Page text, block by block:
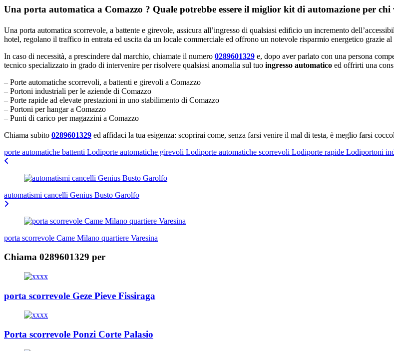
Una porta automatica a Comazzo ? Quale potrebbe essere il miglior kit di automazione per chi
Una porta automatica scorrevole, a battente e girevole, assicura all’ingresso di qualsiasi edificio un incremento
hotel, regolano il traffico in entrata ed uscita da un locale commerciale ed offrono un notevole risparmio energetico grazie
In caso di necessità, a prescindere dal marchio, chiamate il numero 0289601329 e, dopo aver parlato con una persona
tecnico specializzato in grado di intervenire per risolvere qualsiasi anomalia sul tuo ingresso automatico ed offrirti una
– Porte automatiche scorrevoli, a battenti e girevoli a Comazzo
– Portoni industriali per le aziende di Comazzo
– Porte rapide ad elevate prestazioni in uno stabilimento di Comazzo
– Portoni per hangar a Comazzo
– Punti di carico per magazzini a Comazzo
Chiama subito 0289601329 ed affidaci la tua esigenza: scoprirai come, senza farsi venire il mal di testa, è meglio farsi
porte automatiche battenti Lodiporte automatiche girevoli Lodiporte automatiche scorrevoli Lodiporte rapide Lodiportoni
Navigazione
articoli
automatismi cancelli Genius Busto Garolfo
porta scorrevole Came Milano quartiere Varesina
Chiama 0289601329 per
porta scorrevole Geze Pieve Fissiraga
Porta scorrevole Ponzi Corte Palasio